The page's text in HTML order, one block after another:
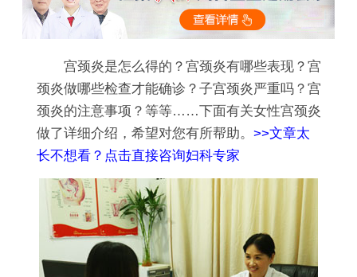
宫颈炎是怎么得的？宫颈炎有哪些表现？宫
颈炎做哪些检查才能确诊？子宫颈炎严重吗？宫
颈炎的注意事项？等等……下面有关女性宫颈炎
做了详细介绍，希望对您有所帮助。 >>文章太
长不想看？点击直接咨询妇科专家